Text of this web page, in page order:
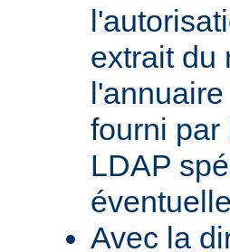
extrait du
fourni par
LDAP
Avec la